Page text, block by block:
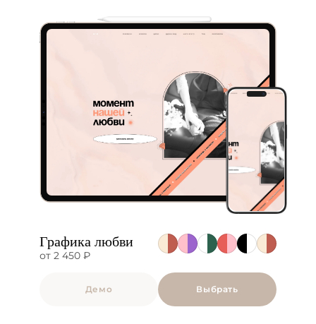
Графика любви
от 2 450 ₽
Демо Выбрать